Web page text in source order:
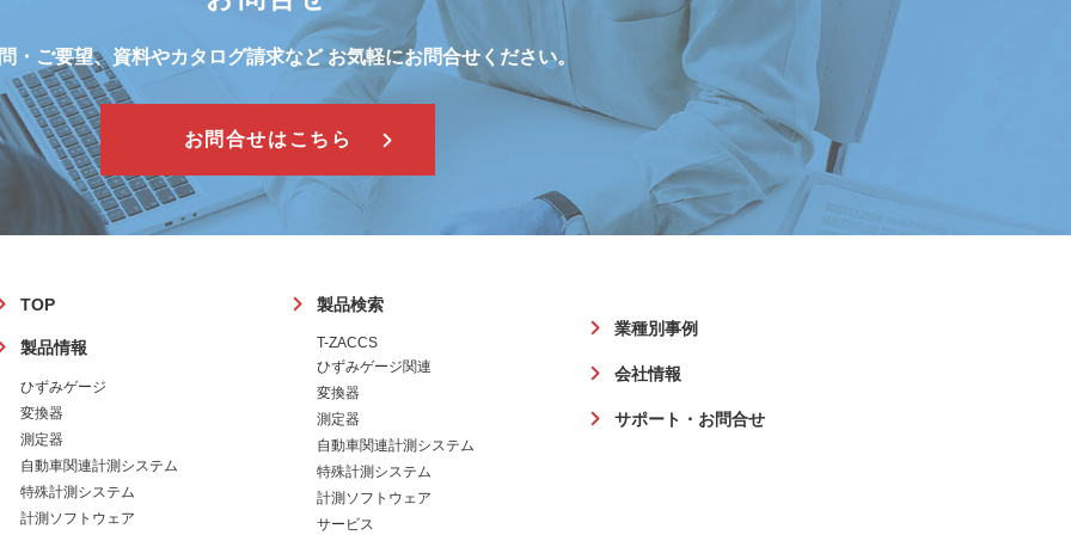
・ご要望、資料やカタログ請求などお気軽にお問合せください。
お問合せはこちら
TOP
製品情報
ひずみゲージ
変換器
測定器
自動車関連計測システム
特殊計測システム
計測ソフトウェア
製品検索
T-ZACCS
ひずみゲージ関連
変換器
測定器
自動車関連計測システム
特殊計測システム
計測ソフトウェア
サービス
業種別事例
会社情報
サポート・お問合せ